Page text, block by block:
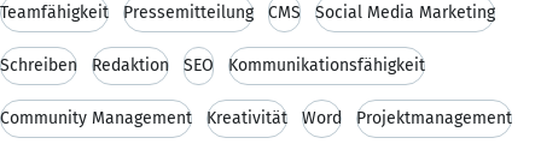
Teamfähigkeit Pressemitteilung CMS Social Media Marketing
Schreiben Redaktion SEO Kommunikationsfähigkeit
Community Management Kreativität Word Projektmanagement